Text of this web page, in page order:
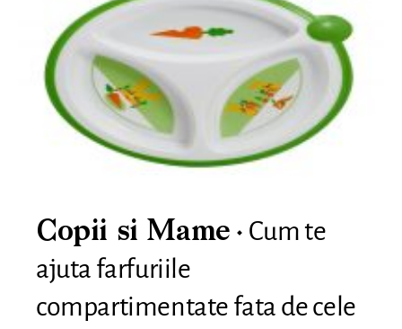
Copii si Mame
Cum te
ajuta farfuriile
compartimentate fata de cele